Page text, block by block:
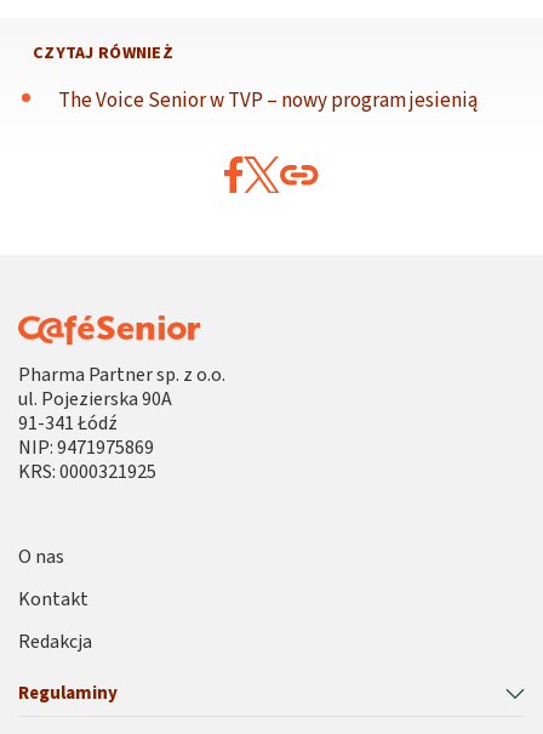
CZYTAJ RÓWNIEŻ
The Voice Senior w TVP – nowy program jesienią
Pharma Partner sp. z o.o.
ul. Pojezierska 90A
91-341 Łódź
NIP: 9471975869
KRS: 0000321925
Regulaminy
O nas
Kontakt
Redakcja